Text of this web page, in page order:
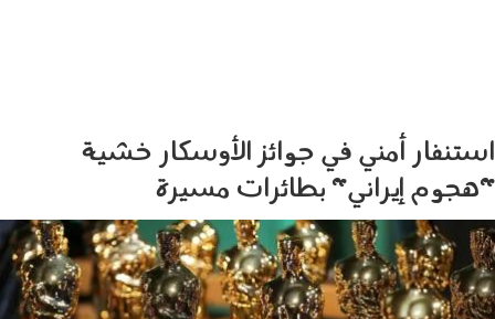
استنفار أمني في جوائز الأوسكار خشية
"هجوم إيراني" بطائرات مسيرة
130302.jpg